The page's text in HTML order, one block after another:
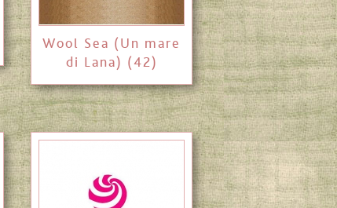
Wool Sea (Un mare
di Lana) (42)